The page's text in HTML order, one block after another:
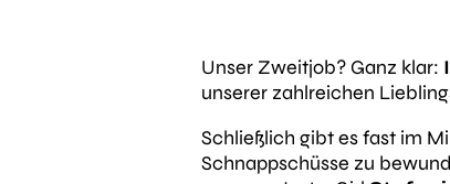
Unser Zweitjob? Ganz klar:
unserer zahlreichen
Schließlich gibt es fast im
Schnappschüsse zu